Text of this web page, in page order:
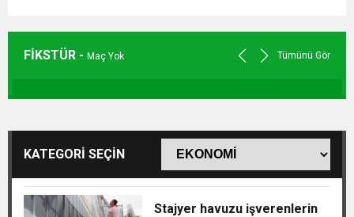
FİKSTÜR - Maç Yok Tümünü Gör
KATEGORİ SEÇİN
Stajyer havuzu işverenlerin